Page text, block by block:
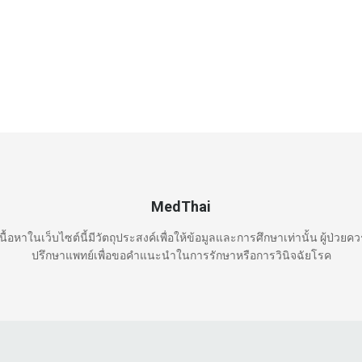
MedThai
อหาในเว็บไซต์นี้มีวัตถุประสงค์เพื่อให้ข้อมูลและการศึกษาเท่านั้น ผู้ป่วยค
ปรึกษาแพทย์เพื่อขอคำแนะนำในการรักษาหรือการวินิจฉัยโรค